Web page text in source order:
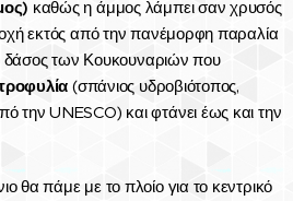
καθώς η άμμος λάμπει σαν χρυσός
εκτός από την πανέμορφη παραλία
δάσος των Κουκουναριών που
(σπάνιος υδροβιότοπος,
την UNESCO) και φτάνει έως και την
θα πάμε με το πλοίο για το κεντρικό